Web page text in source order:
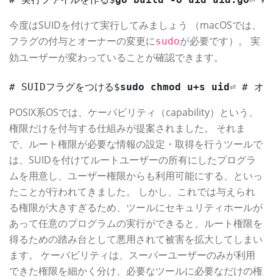
今度はSUIDを付けて実行してみましょう （macOSでは、
フラグの付与とオーナーの変更にsudoが必要です）。 実
効ユーザーが変わっていることが確認できます。
# SUIDフラグをつける$sudo chmod u+s uid⏎ # オー
POSIX系OSでは、ケーパビリティ（capability）という、
権限だけを付与する仕組みが提案されました。 それま
で、ルート権限が必要な情報の設定・取得を行うツールで
は、SUIDを付けてルートユーザーの所有にしたプログラ
ムを用意し、ユーザー権限からも利用可能にする、といっ
たことが行われてきました。 しかし、これでは与えられ
る権限が大きすぎるため、ツールにセキュリティホールが
あって任意のプログラムの実行ができると、ルート権限を
得るための踏み台として悪用されて被害を拡大してしまい
ます。 ケーパビリティは、スーパーユーザーのみが利用
できた権限を細かく分け、必要なツールに必要なだけの権